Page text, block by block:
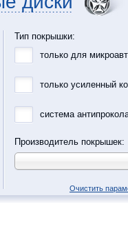
Тип покрышки:
только для
только усиленный
система
Производитель покрышек:
Очистить